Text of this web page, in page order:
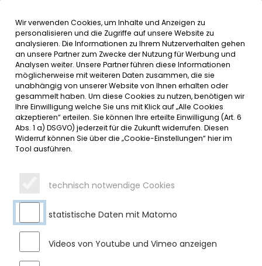
MENÜ
SERVICE
DATUMSMENÜ
JAHR WÄHLEN
MONAT WÄHLEN
Wir verwenden Cookies, um Inhalte und Anzeigen zu
personalisieren und die Zugriffe auf unsere Website zu
analysieren. Die Informationen zu Ihrem Nutzerverhalten gehen
an unsere Partner zum Zwecke der Nutzung für Werbung und
Analysen weiter. Unsere Partner führen diese Informationen
möglicherweise mit weiteren Daten zusammen, die sie
unabhängig von unserer Website von Ihnen erhalten oder
gesammelt haben. Um diese Cookies zu nutzen, benötigen wir
Ihre Einwilligung welche Sie uns mit Klick auf „Alle Cookies
akzeptieren“ erteilen. Sie können Ihre erteilte Einwilligung (Art. 6
Abs. 1 a) DSGVO) jederzeit für die Zukunft widerrufen. Diesen
Widerruf können Sie über die „Cookie-Einstellungen“ hier im
Tool ausführen.
technisch notwendige Cookies
statistische Daten mit Matomo
Videos von Youtube und Vimeo anzeigen